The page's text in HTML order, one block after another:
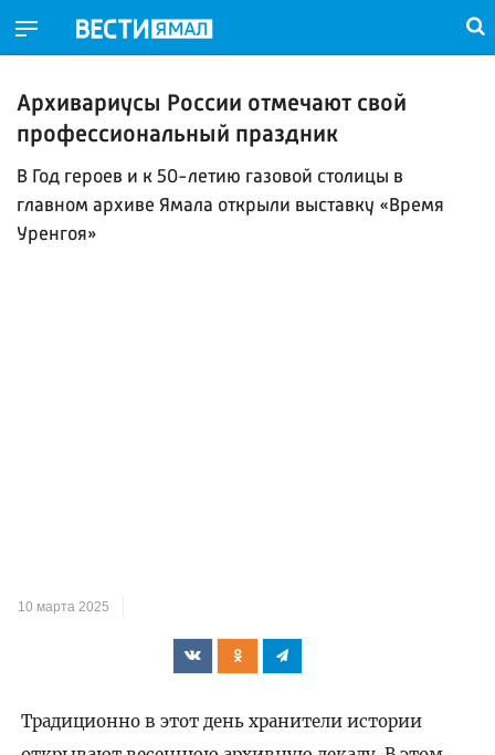
Архивариусы России отмечают свой
профессиональный праздник
В Год героев и к 50-летию газовой столицы в
главном архиве Ямала открыли выставку «Время
Уренгоя»
10 марта 2025
Традиционно в этот день хранители истории